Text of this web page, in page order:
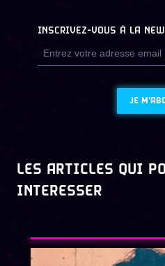
INSCRIVEZ-VOUS À LA
JE
LES ARTICLES QUI
INTERESSER